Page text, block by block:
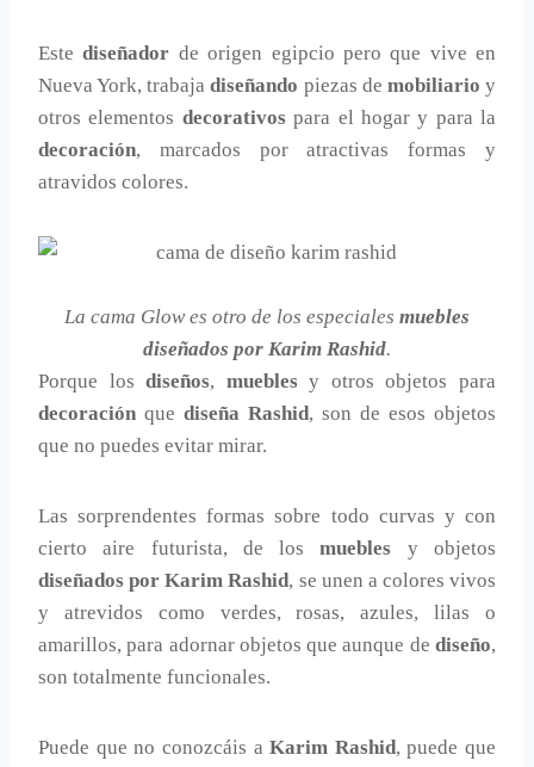
Estediseñador de origen egipcio pero que vive en
Nueva York, trabajadiseñando piezas de mobiliario y
otros elementos decorativospara el hogar y para la
decoración, marcados por atractivas formas y
atravidos colores.
La cama Glow es otro de los especiales muebles
diseñados por Karim Rashid.
Porque losdiseños, mueblesy otros objetos para
decoración que diseña Rashid, son de esos objetos
que no puedes evitar mirar.
Las sorprendentes formas sobre todo curvas y con
cierto aire futurista, de losmuebles y objetos
diseñados por Karim Rashid, se unen a colores vivos
y atrevidos como verdes, rosas, azules, lilas o
amarillos, para adornar objetos que aunque de diseño,
son totalmente funcionales.
Puede que no conozcáis aKarim Rashid, puede que